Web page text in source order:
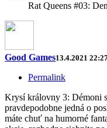
Rat Queens #03:
Good Games13.4.2021
Permalink
Krysí královny 3: Démoni
pravdepodobne jedná o
máte chuť na humorné